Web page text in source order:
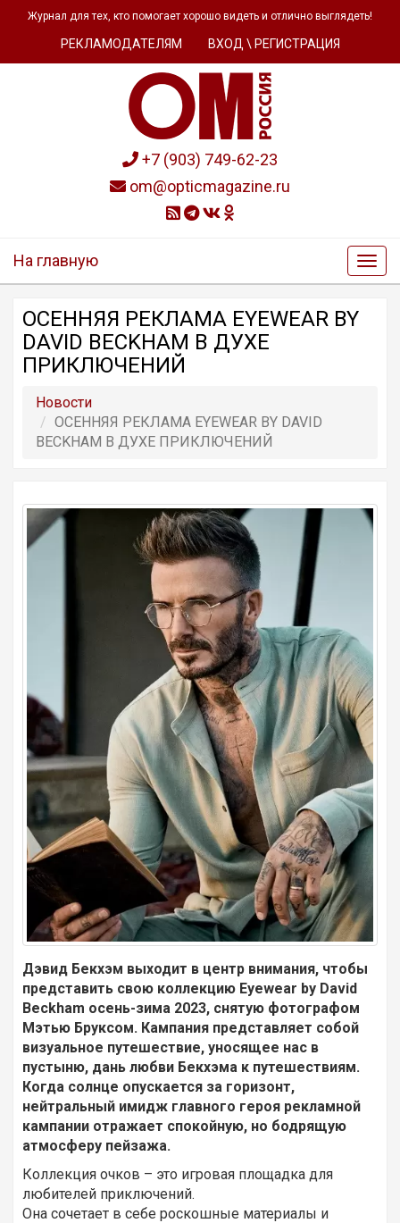
Журнал для тех, кто помогает хорошо видеть и отлично выглядеть!
РЕКЛАМОДАТЕЛЯМ ВХОД \ РЕГИСТРАЦИЯ
+7 (903) 749-62-23
om@opticmagazine.ru
На главную
ОСЕННЯЯ РЕКЛАМА EYEWEAR BY
DAVID BECKHAM В ДУХЕ
ПРИКЛЮЧЕНИЙ
Новости
ОСЕННЯЯ РЕКЛАМА EYEWEAR BY DAVID
BECKHAM В ДУХЕ ПРИКЛЮЧЕНИЙ
Дэвид Бекхэм выходит в центр внимания, чтобы
представить свою коллекцию Eyewear by David
Beckham осень-зима 2023, снятую фотографом
Мэтью Бруксом. Кампания представляет собой
визуальное путешествие, уносящее нас в
пустыню, дань любви Бекхэма к путешествиям.
Когда солнце опускается за горизонт,
нейтральный имидж главного героя рекламной
кампании отражает спокойную, но бодрящую
атмосферу пейзажа.
Коллекция очков – это игровая площадка для
любителей приключений.
Она сочетает в себе роскошные материалы и